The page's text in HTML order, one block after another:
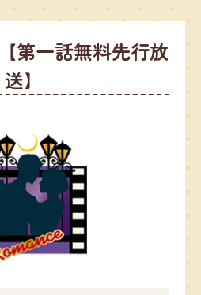
第一話無料先行放
送】